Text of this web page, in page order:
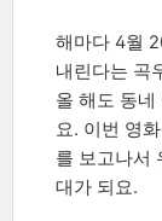
해마다 4월
내린다는 곡
올 해도 동네
요. 이번 영
를 보고나서
대가 되요.